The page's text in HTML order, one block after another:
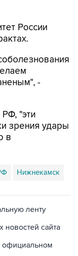
России
-
"эти
зрения удары
в
Нижнекамск
ленту
новостей сайта
официальном